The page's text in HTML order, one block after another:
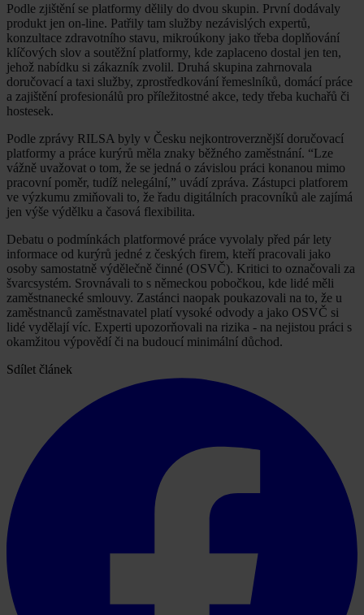
Podle zjištění se platformy dělily do dvou skupin. První dodávaly
produkt jen on-line. Patřily tam služby nezávislých expertů,
konzultace zdravotního stavu, mikroúkony jako třeba doplňování
klíčových slov a soutěžní platformy, kde zaplaceno dostal jen ten,
jehož nabídku si zákazník zvolil. Druhá skupina zahrnovala
doručovací a taxi služby, zprostředkování řemeslníků, domácí práce
a zajištění profesionálů pro příležitostné akce, tedy třeba kuchařů či
hostesek.
Podle zprávy RILSA byly v Česku nejkontroverznější doručovací
platformy a práce kurýrů měla znaky běžného zaměstnání. “Lze
vážně uvažovat o tom, že se jedná o závislou práci konanou mimo
pracovní poměr, tudíž nelegální,” uvádí zpráva. Zástupci platforem
ve výzkumu zmiňovali to, že řadu digitálních pracovníků ale zajímá
jen výše výdělku a časová flexibilita.
Debatu o podmínkách platformové práce vyvolaly před pár lety
informace od kurýrů jedné z českých firem, kteří pracovali jako
osoby samostatně výdělečně činné (OSVČ). Kritici to označovali za
švarcsystém. Srovnávali to s německou pobočkou, kde lidé měli
zaměstnanecké smlouvy. Zastánci naopak poukazovali na to, že u
zaměstnanců zaměstnavatel platí vysoké odvody a jako OSVČ si
lidé vydělají víc. Experti upozorňovali na rizika - na nejistou práci s
okamžitou výpovědí či na budoucí minimální důchod.
Sdílet článek